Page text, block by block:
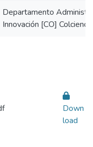
Departamento
Innovación [CO]
Down
load